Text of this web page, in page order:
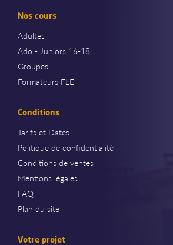
Nos cours
Adultes
Ado - Juniors 16-18
Groupes
Formateurs FLE
Conditions
Tarifs et Dates
Politique de confidentialité
Conditions de ventes
Mentions légales
FAQ
Plan du site
Votre projet